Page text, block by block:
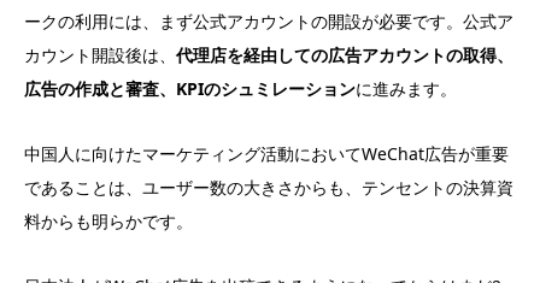
ークの利用には、まず公式アカウントの開設が必要です。公式ア
カウント開設後は、 代理店を経由しての広告アカウントの取得、
広告の作成と審査、KPIのシュミレーションに進みます。
中国人に向けたマーケティング活動においてWeChat広告が重要
であることは、ユーザー数の大きさからも、テンセントの決算資
料からも明らかです。